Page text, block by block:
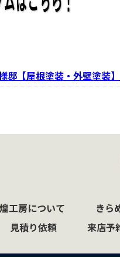
邸【屋根塗装・外壁塗装】
煌工房について きら
見積り依頼
来店予